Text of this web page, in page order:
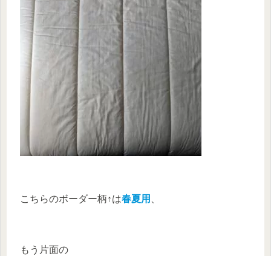
こちらのボーダー柄↑は春夏用
もう片面の